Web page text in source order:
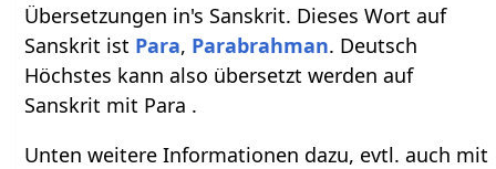
Übersetzungen in's Sanskrit. Dieses Wort auf
Sanskrit ist Para, Parabrahman. Deutsch
Höchstes kann also übersetzt werden auf
Sanskrit mit Para .
Unten weitere Informationen dazu, evtl. auch mit